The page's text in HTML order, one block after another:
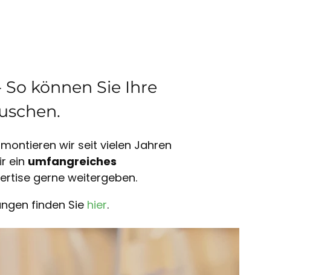
können Sie Ihre
wir seit vielen Jahren
ein umfangreiches
gerne weitergeben.
finden Sie hier.